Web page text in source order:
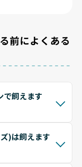
前によくある
で飼えます
)は飼えます